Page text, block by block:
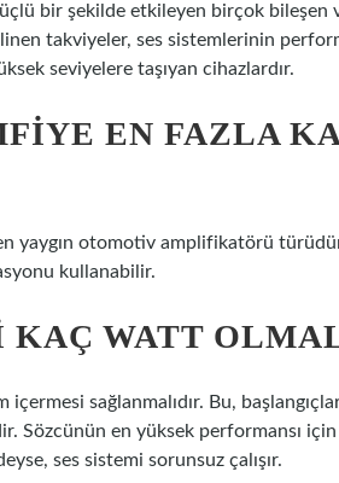
bir şekilde etkileyen birçok bileşen
takviyeler, ses sistemlerinin
seviyelere taşıyan cihazlardır.
EN FAZLA
yaygın otomotiv amplifikatörü
kullanabilir.
KAÇ WATT
sağlanmalıdır. Bu,
Sözcünün en yüksek performansı
ses sistemi sorunsuz çalışır.